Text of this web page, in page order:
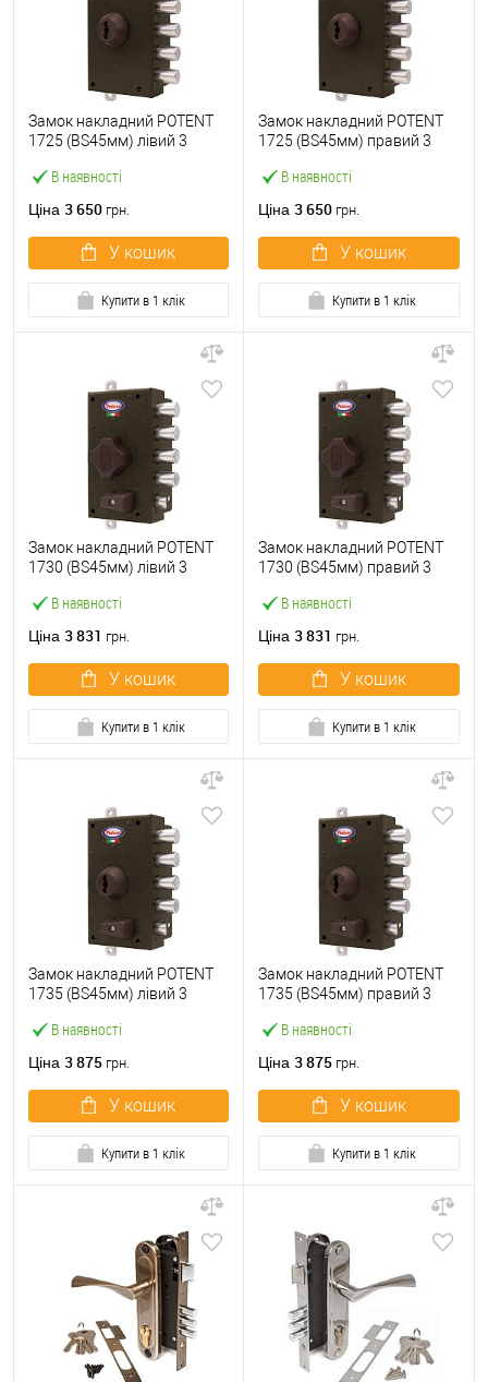
В наявності
Замок накладний POTENT
1725 (BS45мм) лівий 3
Ціна 3 650 грн.
У кошик
Купити в 1 клік
В наявності
Замок накладний POTENT
1725 (BS45мм) правий 3
Ціна 3 650 грн.
У кошик
Купити в 1 клік
В наявності
Замок накладний POTENT
1730 (BS45мм) лівий 3
Ціна 3 831 грн.
У кошик
Купити в 1 клік
В наявності
Замок накладний POTENT
1730 (BS45мм) правий 3
Ціна 3 831 грн.
У кошик
Купити в 1 клік
В наявності
Замок накладний POTENT
1735 (BS45мм) лівий 3
Ціна 3 875 грн.
У кошик
Купити в 1 клік
В наявності
Замок накладний POTENT
1735 (BS45мм) правий 3
Ціна 3 875 грн.
У кошик
Купити в 1 клік